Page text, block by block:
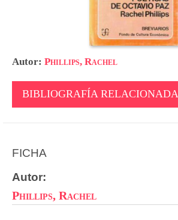
Autor: Phillips, Rachel
BIBLIOGRAFÍA RELACIONADA
FICHA
Autor:
Phillips, Rachel